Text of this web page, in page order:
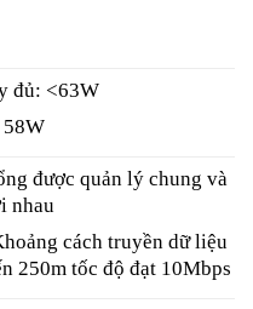
đủ: <63W
58W
được quản lý chung và
nhau
cách truyền dữ liệu
250m tốc độ đạt 10Mbps